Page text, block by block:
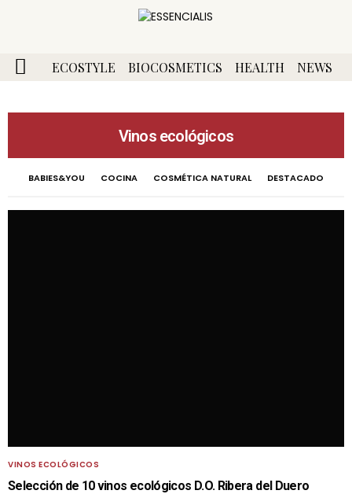
ECOSTYLE BIOCOSMETICS HEALTH NEWS
Vinos ecológicos
BABIES&YOU COCINA COSMÉTICA NATURAL DESTACADO
VINOS ECOLÓGICOS
Selección de 10 vinos ecológicos D.O. Ribera del Duero